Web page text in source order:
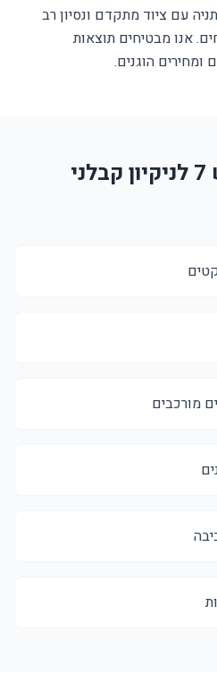
עם ציוד מתקדם ונסיון רב
אנו מבטיחים תוצאות
ומחירים הוגנים.
למה לבחור בפוליש 7 לניקיון קבלני
מורכבים